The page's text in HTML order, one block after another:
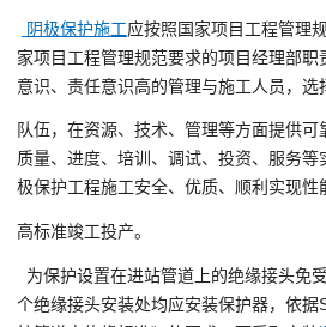
阴极保护施工应按照国家项目工程管理
家项目工程管理规范要求的项目经理部
意识、责任意识高的管理与施工人员，选
队伍，在资源、技术、管理等方面提供可
质量、进度、培训、调试、投资、服务等
极保护工程施工安全、优质、顺利实现性
高标准竣工投产。
为保护设置在进站管道上的绝缘接头免
个绝缘接头安装处均应安装保护器，依